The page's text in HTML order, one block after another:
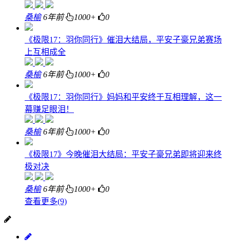
桑榆 6年前 1000+ 0
《极限17：羽你同行》催泪大结局，平安子豪兄弟赛场
上互相成全
桑榆 6年前 1000+ 0
《极限17：羽你同行》妈妈和平安终于互相理解，这一
幕赚足眼泪！
桑榆 6年前 1000+ 0
《极限17》今晚催泪大结局：平安子豪兄弟即将迎来终
极对决
桑榆 6年前 1000+
0
查看更多(9)